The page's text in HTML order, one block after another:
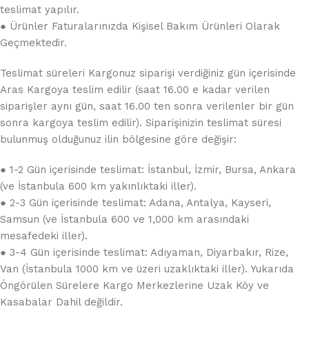
teslimat yapılır.
● Ürünler Faturalarınızda Kişisel Bakım Ürünleri Olarak
Geçmektedir.
Teslimat süreleri Kargonuz siparişi verdiğiniz gün içerisinde
Aras Kargoya teslim edilir (saat 16.00 e kadar verilen
siparişler aynı gün, saat 16.00 ten sonra verilenler bir gün
sonra kargoya teslim edilir). Siparişinizin teslimat süresi
bulunmuş olduğunuz ilin bölgesine göre değişir:
● 1-2 Gün içerisinde teslimat: İstanbul, İzmir, Bursa, Ankara
(ve İstanbula 600 km yakınlıktaki iller).
● 2-3 Gün içerisinde teslimat: Adana, Antalya, Kayseri,
Samsun (ve İstanbula 600 ve 1,000 km arasındaki
mesafedeki iller).
● 3-4 Gün içerisinde teslimat: Adıyaman, Diyarbakır, Rize,
Van (İstanbula 1000 km ve üzeri uzaklıktaki iller). Yukarıda
Öngörülen Sürelere Kargo Merkezlerine Uzak Köy ve
Kasabalar Dahil değildir.